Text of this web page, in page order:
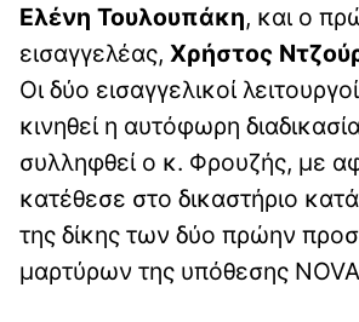
Ελένη Τουλουπάκη, και ο
εισαγγελέας, Χρήστος
Οι δύο εισαγγελικοί
κινηθεί η αυτόφωρη
συλληφθεί ο κ. Φρουζής, με
κατέθεσε στο δικαστήριο
της δίκης των δύο πρώην
μαρτύρων της υπόθεσης